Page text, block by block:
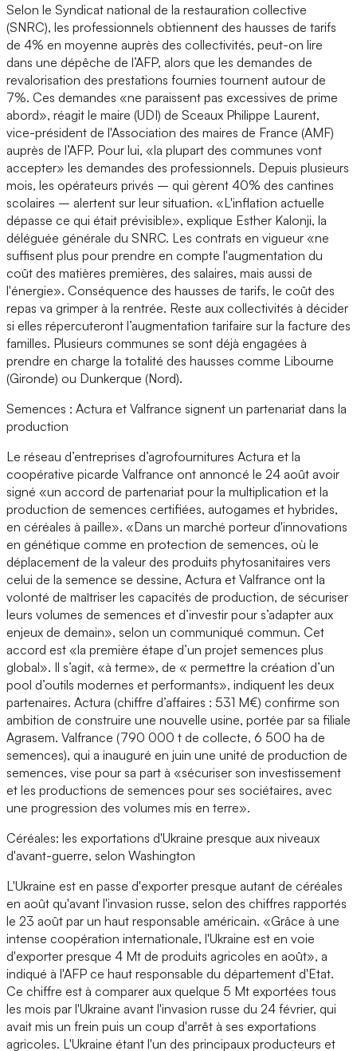
Selon le Syndicat national de la restauration collective
(SNRC), les professionnels obtiennent des hausses de tarifs
de 4% en moyenne auprès des collectivités, peut-on lire
dans une dépêche de l’AFP, alors que les demandes de
revalorisation des prestations fournies tournent autour de
7%. Ces demandes «ne paraissent pas excessives de prime
abord», réagit le maire (UDI) de Sceaux Philippe Laurent,
vice-président de l'Association des maires de France (AMF)
auprès de l’AFP. Pour lui, «la plupart des communes vont
accepter» les demandes des professionnels. Depuis plusieurs
mois, les opérateurs privés – qui gèrent 40% des cantines
scolaires – alertent sur leur situation. «L'inflation actuelle
dépasse ce qui était prévisible», explique Esther Kalonji, la
déléguée générale du SNRC. Les contrats en vigueur «ne
suffisent plus pour prendre en compte l'augmentation du
coût des matières premières, des salaires, mais aussi de
l'énergie». Conséquence des hausses de tarifs, le coût des
repas va grimper à la rentrée. Reste aux collectivités à décider
si elles répercuteront l’augmentation tarifaire sur la facture des
familles. Plusieurs communes se sont déjà engagées à
prendre en charge la totalité des hausses comme Libourne
(Gironde) ou Dunkerque (Nord).
Semences : Actura et Valfrance signent un partenariat dans la
production
Le réseau d’entreprises d’agrofournitures Actura et la
coopérative picarde Valfrance ont annoncé le 24 août avoir
signé «un accord de partenariat pour la multiplication et la
production de semences certifiées, autogames et hybrides,
en céréales à paille». «Dans un marché porteur d'innovations
en génétique comme en protection de semences, où le
déplacement de la valeur des produits phytosanitaires vers
celui de la semence se dessine, Actura et Valfrance ont la
volonté de maîtriser les capacités de production, de sécuriser
leurs volumes de semences et d’investir pour s’adapter aux
enjeux de demain», selon un communiqué commun. Cet
accord est «la première étape d’un projet semences plus
global». Il s’agit, «à terme», de « permettre la création d’un
pool d’outils modernes et performants», indiquent les deux
partenaires. Actura (chiffre d’affaires : 531 M€) confirme son
ambition de construire une nouvelle usine, portée par sa filiale
Agrasem. Valfrance (790 000 t de collecte, 6 500 ha de
semences), qui a inauguré en juin une unité de production de
semences, vise pour sa part à «sécuriser son investissement
et les productions de semences pour ses sociétaires, avec
une progression des volumes mis en terre».
Céréales: les exportations d'Ukraine presque aux niveaux
d'avant-guerre, selon Washington
L'Ukraine est en passe d'exporter presque autant de céréales
en août qu'avant l'invasion russe, selon des chiffres rapportés
le 23 août par un haut responsable américain. «Grâce à une
intense coopération internationale, l'Ukraine est en voie
d'exporter presque 4 Mt de produits agricoles en août», a
indiqué à l'AFP ce haut responsable du département d'Etat.
Ce chiffre est à comparer aux quelque 5 Mt exportées tous
les mois par l'Ukraine avant l'invasion russe du 24 février, qui
avait mis un frein puis un coup d'arrêt à ses exportations
agricoles. L'Ukraine étant l'un des principaux producteurs et